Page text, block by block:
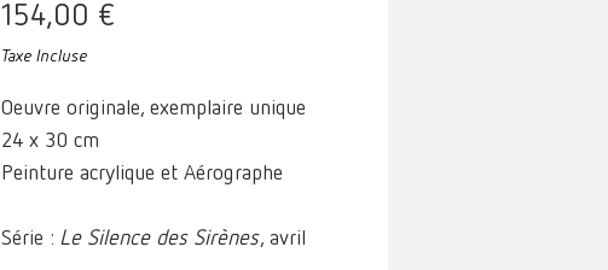
154,00 €
Taxe Incluse
Oeuvre originale, exemplaire unique
24 x 30 cm
Peinture acrylique et Aérographe
Série : Le Silence des Sirènes, avril